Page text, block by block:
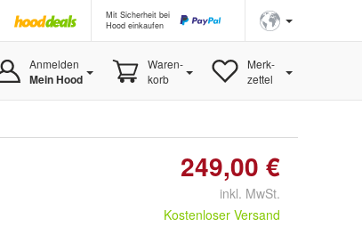
Mit Sicherheit bei
Hood einkaufen
Anmelden
Mein Hood
Waren-
korb
Merk-
zettel
249,00 €
inkl. MwSt.
Kostenloser Versand